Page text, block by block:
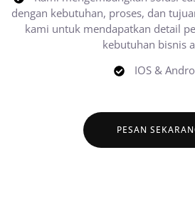
dengan kebutuhan, proses, dan
kami untuk mendapatkan detail
kebutuhan bisnis
IOS &
PESAN